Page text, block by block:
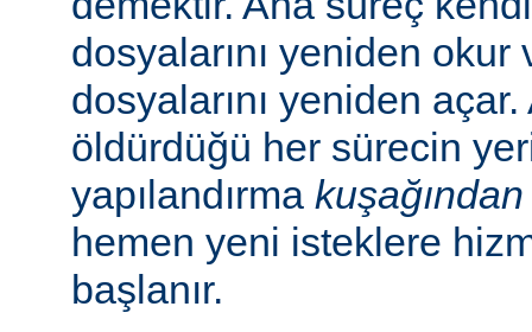
dosyalarını yeniden
dosyalarını yeniden
öldürdüğü her sürecin
yapılandırma kuşağından
hemen yeni isteklere
başlanır.